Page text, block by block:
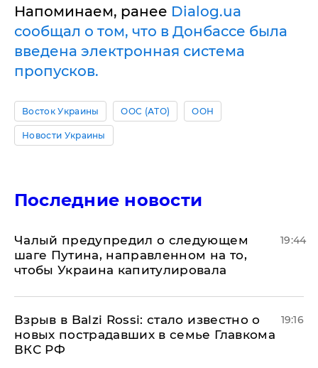
Напоминаем, ранее Dialog.ua
сообщал о том, что в Донбассе была
введена электронная система
пропусков.
Восток Украины ООС (АТО) ООН
Новости Украины
Последние новости
Чалый предупредил о следующем
шаге Путина, направленном на то,
чтобы Украина капитулировала
19:44
Взрыв в Balzi Rossi: стало известно о
новых пострадавших в семье Главкома
ВКС РФ
19:16